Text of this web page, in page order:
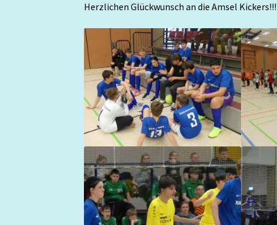
Herzlichen Glückwunsch an die Amsel Kickers!!!